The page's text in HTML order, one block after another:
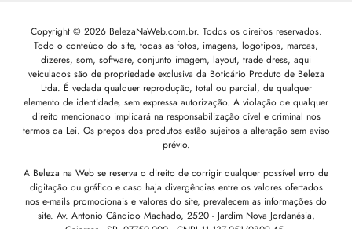
Copyright © 2026 BelezaNaWeb.com.br. Todos os direitos reservados.
Todo o conteúdo do site, todas as fotos, imagens, logotipos, marcas,
dizeres, som, software, conjunto imagem, layout, trade dress, aqui
veiculados são de propriedade exclusiva da Boticário Produto de Beleza
Ltda. É vedada qualquer reprodução, total ou parcial, de qualquer
elemento de identidade, sem expressa autorização. A violação de qualquer
direito mencionado implicará na responsabilização cível e criminal nos
termos da Lei. Os preços dos produtos estão sujeitos a alteração sem aviso
prévio.
A Beleza na Web se reserva o direito de corrigir qualquer possível erro de
digitação ou gráfico e caso haja divergências entre os valores ofertados
nos e-mails promocionais e valores do site, prevalecem as informações do
site. Av. Antonio Cândido Machado, 2520 - Jardim Nova Jordanésia,